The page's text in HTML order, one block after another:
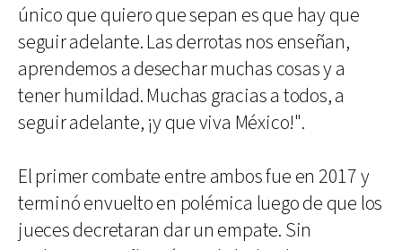
único que quiero que sepan es que hay que
seguir adelante. Las derrotas nos enseñan,
aprendemos a desechar muchas cosas y a
tener humildad. Muchas gracias a todos, a
seguir adelante, ¡y que viva México!".
El primer combate entre ambos fue en 2017 y
terminó envuelto en polémica luego de que los
jueces decretaran dar un empate. Sin